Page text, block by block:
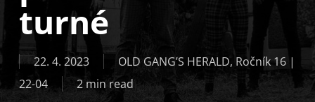
turné
22. 4. 2023 OLD GANG’S HERALD, Ročník 16 |
22-04
2 min read